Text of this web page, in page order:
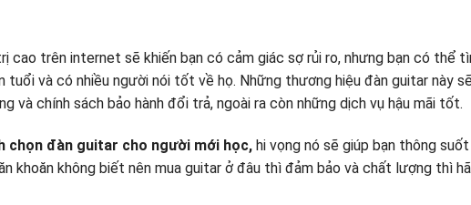
cao trên internet sẽ khiến bạn có cảm giác sợ rủi ro, nhưng bạn có thể
và có nhiều người nói tốt về họ. Những thương hiệu đàn guitar này
và chính sách bảo hành đổi trả, ngoài ra còn những dịch vụ hậu mãi tốt.
chọn đàn guitar cho người mới học, hi vọng nó sẽ giúp bạn thông suốt
khoăn không biết nên mua guitar ở đâu thì đảm bảo và chất lượng thì